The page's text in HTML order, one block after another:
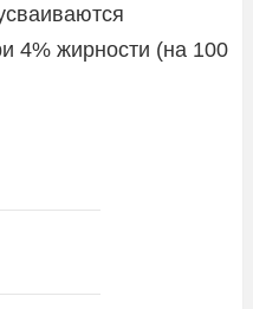
4% жирности (на 100